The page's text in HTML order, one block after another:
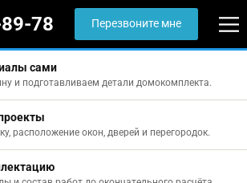
78 Перезвоните мне
сами
и подготавливаем детали домокомплекта.
расположение окон, дверей и перегородок.